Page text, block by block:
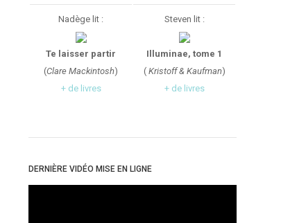
Nadège lit :
Te laisser partir
(Clare Mackintosh)
+ de livres
Steven lit :
Illuminae, tome 1
(Kristoff & Kaufman)
+ de livres
DERNIÈRE VIDÉO MISE EN LIGNE